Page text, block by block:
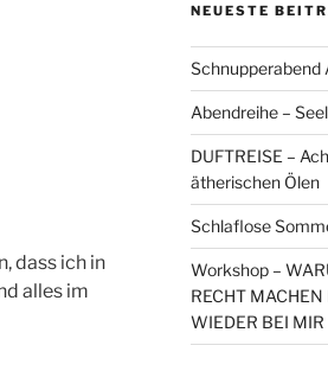
dass ich in
alles im
NEUESTE
Schnupperabend
Abendreihe –
DUFTREISE –
ätherischen Ölen
Schlaflose
Workshop –
RECHT
WIEDER BEI